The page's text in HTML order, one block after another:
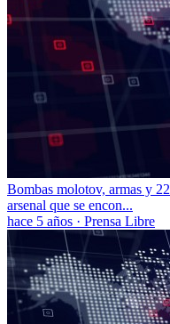
Bombas molotov, armas y
arsenal que se encon...
hace 5 años · Prensa Libre